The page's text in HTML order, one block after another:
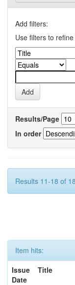
Add filters:
Use filters to
Results/Page
In order
Results 11-18 of
Item hits:
Issue
Date
Title